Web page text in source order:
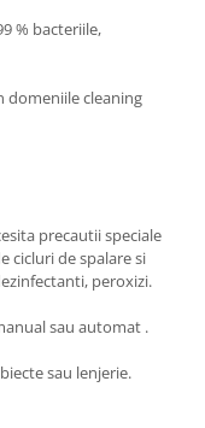
% bacteriile,
domeniile cleaning
precautii speciale
cicluri de spalare si
peroxizi.
sau automat .
sau lenjerie.